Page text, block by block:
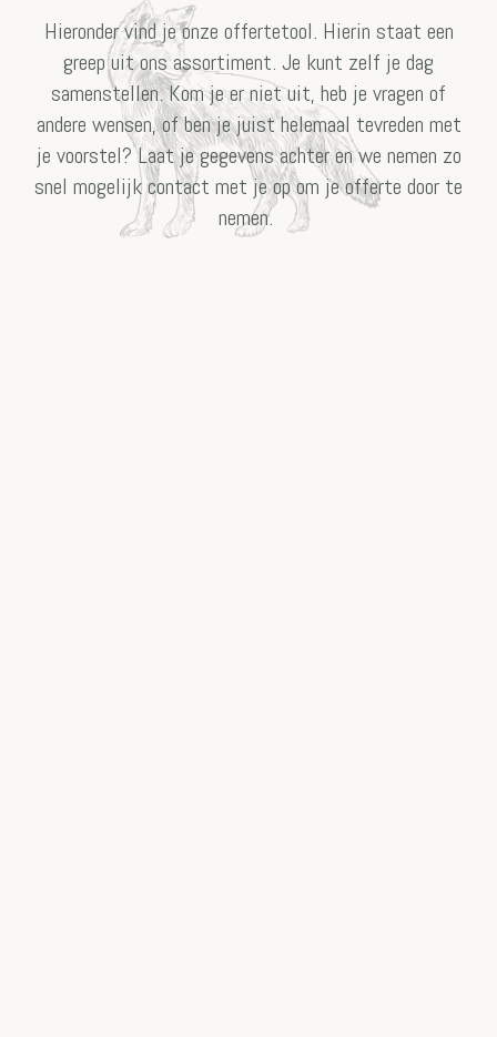
Hieronder vind je onze offertetool. Hierin staat een
greep uit ons assortiment. Je kunt zelf je dag
samenstellen. Kom je er niet uit, heb je vragen of
andere wensen, of ben je juist helemaal tevreden met
je voorstel? Laat je gegevens achter en we nemen zo
snel mogelijk contact met je op om je offerte door te
nemen.